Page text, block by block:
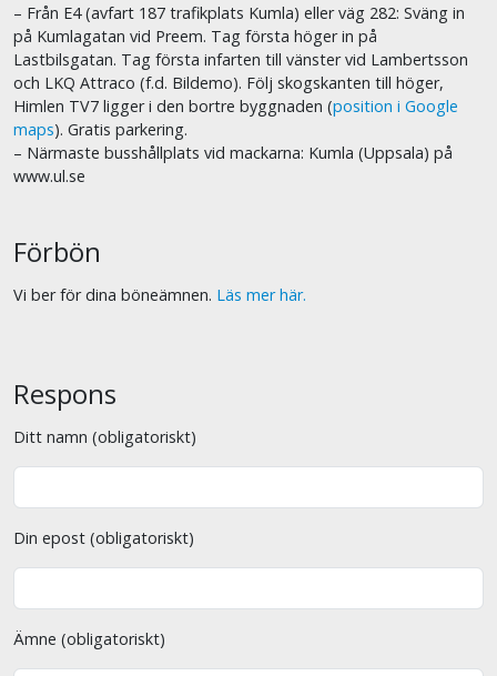
– Från E4 (avfart 187 trafikplats Kumla) eller väg 282: Sväng in
på Kumlagatan vid Preem. Tag första höger in på
Lastbilsgatan. Tag första infarten till vänster vid Lambertsson
och LKQ Attraco (f.d. Bildemo). Följ skogskanten till höger,
Himlen TV7 ligger i den bortre byggnaden (position i Google
maps). Gratis parkering.
– Närmaste busshållplats vid mackarna: Kumla (Uppsala) på
www.ul.se
Förbön
Vi ber för dina böneämnen. Läs mer här.
Respons
Ditt namn (obligatoriskt)
Din epost (obligatoriskt)
Ämne (obligatoriskt)